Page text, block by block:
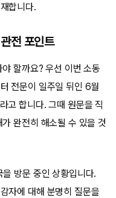
합니다.
전 포인트
할까요? 우선 이번 소동
전문이 일주일 뒤인 6월
고 합니다. 그때 원문을 직
완전히 해소될 수 있을 것
방문 중인 상황입니다.
자에 대해 분명히 질문을